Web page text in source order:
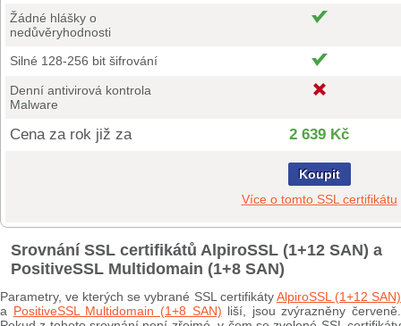
Žádné hlášky o
nedůvěryhodnosti
Silné 128-256 bit šifrování
Denní antivirová kontrola
Malware
Cena za rok již za 2 639 Kč
Koupit
Více o tomto SSL certifikátu
Srovnání SSL certifikátů AlpiroSSL (1+12 SAN) a
PositiveSSL Multidomain (1+8 SAN)
Parametry, ve kterých se vybrané SSL certifikátyAlpiroSSL (1+12 SAN)
a PositiveSSL Multidomain (1+8 SAN) liší, jsou zvýrazněny červeně.